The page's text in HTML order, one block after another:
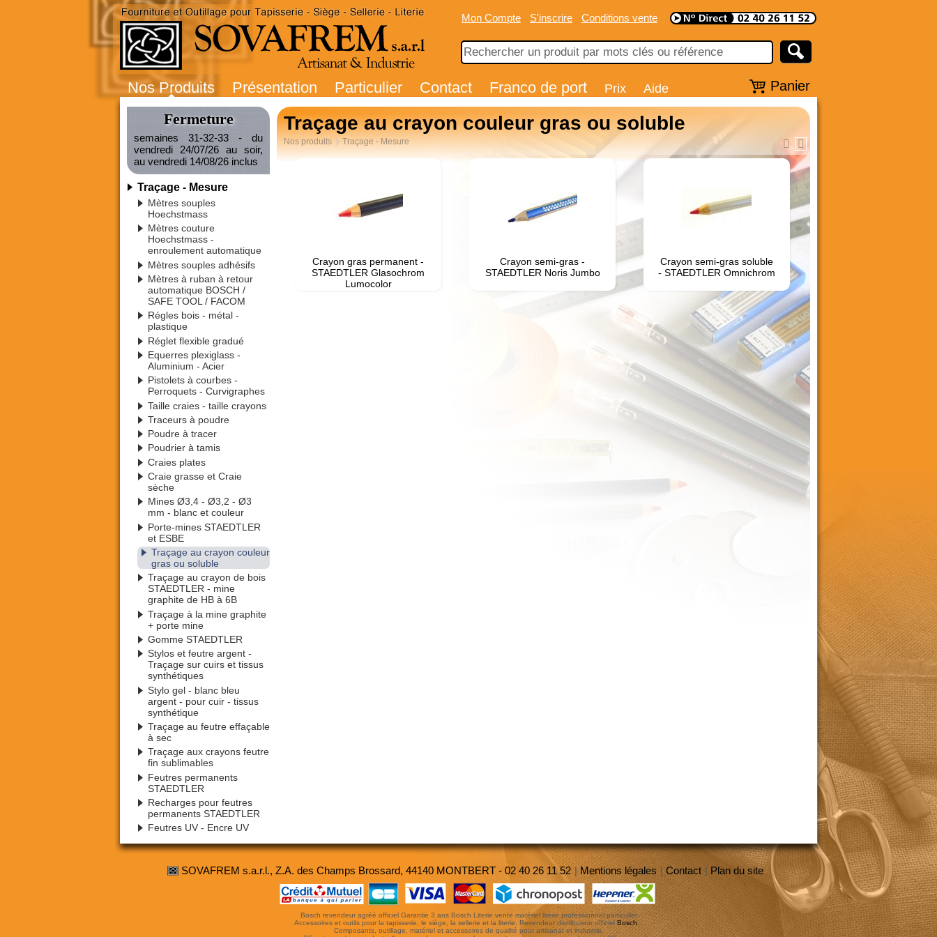
Mon Compte S'inscrire Conditions vente
Nos Produits Présentation Particulier Contact Franco de port Prix Aide Panier
Fermeture
semaines 31-32-33 - du
vendredi 24/07/26 au soir,
au vendredi 14/08/26 inclus
Traçage - Mesure
Mètres souples
Hoechstmass
Mètres couture
Hoechstmass -
enroulement automatique
Mètres souples adhésifs
Mètres à ruban à retour
automatique BOSCH /
SAFE TOOL / FACOM
Régles bois - métal -
plastique
Réglet flexible gradué
Equerres plexiglass -
Aluminium - Acier
Pistolets à courbes -
Perroquets - Curvigraphes
Taille craies - taille crayons
Traceurs à poudre
Poudre à tracer
Poudrier à tamis
Craies plates
Craie grasse et Craie
sèche
Mines Ø3,4 - Ø3,2 - Ø3
mm - blanc et couleur
Porte-mines STAEDTLER
et ESBE
Traçage au crayon couleur
gras ou soluble
Traçage au crayon de bois
STAEDTLER - mine
graphite de HB à 6B
Traçage à la mine graphite
+ porte mine
Gomme STAEDTLER
Stylos et feutre argent -
Traçage sur cuirs et tissus
synthétiques
Stylo gel - blanc bleu
argent - pour cuir - tissus
synthétique
Traçage au feutre effaçable
à sec
Traçage aux crayons feutre
fin sublimables
Feutres permanents
STAEDTLER
Recharges pour feutres
permanents STAEDTLER
Feutres UV - Encre UV
Traçage au crayon couleur gras ou soluble
Nos produits Traçage - Mesure
Crayon gras permanent -
STAEDTLER Glasochrom
Lumocolor
Crayon semi-gras -
STAEDTLER Noris Jumbo
Crayon semi-gras soluble
- STAEDTLER Omnichrom
SOVAFREM s.a.r.l., Z.A. des Champs Brossard, 44140 MONTBERT - 02 40 26 11 52 |Mentions légales | Contact | Plan du site
Bosch revendeur agréé officiel Garantie 3 ans Bosch Literie vente matériel literie professionnel particulier
Accessoires et outils pour la tapisserie, le siège, la sellerie et la literie. Revendeur distributeur officiel Bosch
.
Composants, outillage, matériel et accessoires de qualité pour artisanat et industrie.